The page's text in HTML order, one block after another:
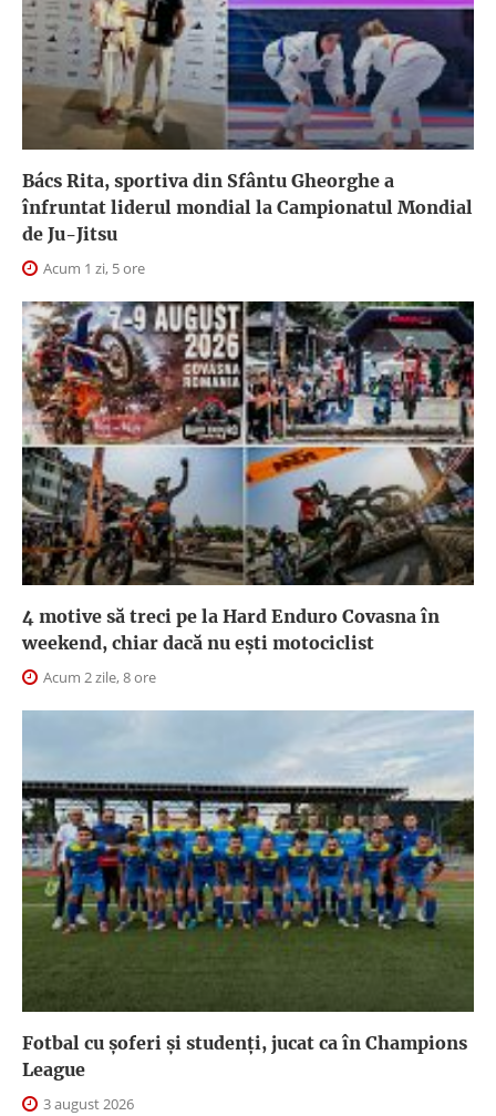
Bács Rita, sportiva din Sfântu Gheorghe a
înfruntat liderul mondial la Campionatul Mondial
de Ju-Jitsu
Acum 1 zi, 5 ore
4 motive să treci pe la Hard Enduro Covasna în
weekend, chiar dacă nu ești motociclist
Acum 2 zile, 8 ore
Fotbal cu șoferi și studenți, jucat ca în Champions
League
3 august 2026